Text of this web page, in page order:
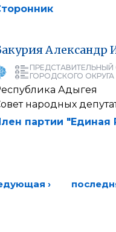
Александр
ГОРОДСКОГО ОКРУГА
Адыгея
народных
партии "Единая
›